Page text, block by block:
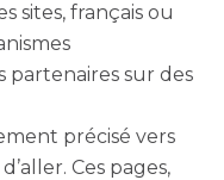
sites, français ou
partenaires sur des
précisé vers
Ces pages,